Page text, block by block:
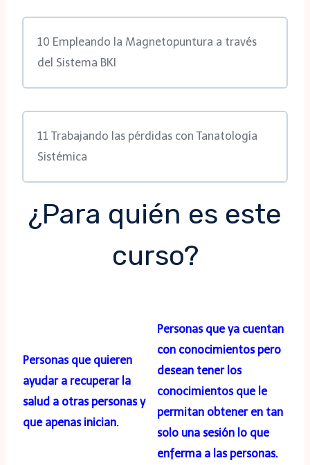
10 Empleando la Magnetopuntura a través
del Sistema BKI
11 Trabajando las pérdidas con Tanatología
Sistémica
¿Para quién es este
curso?
Personas que quieren
ayudar a recuperar la
salud a otras personas y
que apenas inician.
Personas que ya cuentan
con conocimientos pero
desean tener los
conocimientos que le
permitan obtener en tan
solo una sesión lo que
enferma a las personas.